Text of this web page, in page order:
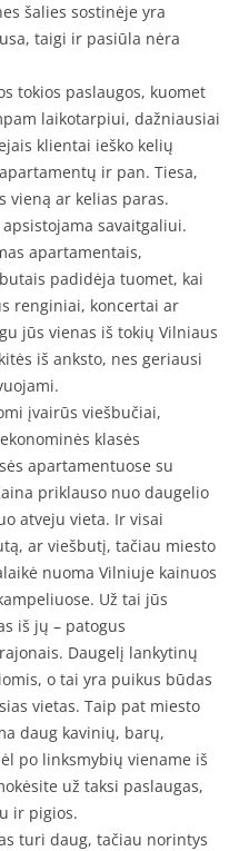
šalies sostinėje yra
taigi ir pasiūla nėra
tokios paslaugos, kuomet
laikotarpiui, dažniausiai
klientai ieško kelių
ir pan. Tiesa,
vieną ar kelias paras.
savaitgaliui.
apartamentais,
padidėja tuomet, kai
renginiai, koncertai ar
jūs vienas iš tokių Vilniaus
iš anksto, nes geriausi
įvairūs viešbučiai,
klasės
apartamentuose su
priklauso nuo daugelio
atveju vieta. Ir visai
ar viešbutį, tačiau miesto
nuoma Vilniuje kainuos
Už tai jūs
iš jų – patogus
Daugelį lankytinų
o tai yra puikus būdas
vietas. Taip pat miesto
daug kavinių, barų,
po linksmybių viename iš
už taksi paslaugas,
ir pigios.
turi daug, tačiau norintys